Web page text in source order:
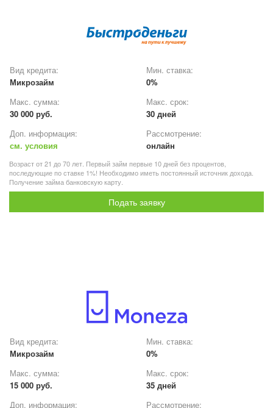
Вид кредита:
Микрозайм
Мин. ставка:
0%
Макс. сумма:
30 000 руб.
Макс. срок:
30 дней
Доп. информация:
см. условия
Рассмотрение:
онлайн
Возраст от 21 до 70 лет. Первый займ первые 10 дней без процентов,
последующие по ставке 1%! Необходимо иметь постоянный источник дохода.
Получение займа банковскую карту.
Подать заявку
Вид кредита:
Микрозайм
Мин. ставка:
0%
Макс. сумма:
15 000 руб.
Макс. срок:
35 дней
Доп. информация:
Рассмотрение: